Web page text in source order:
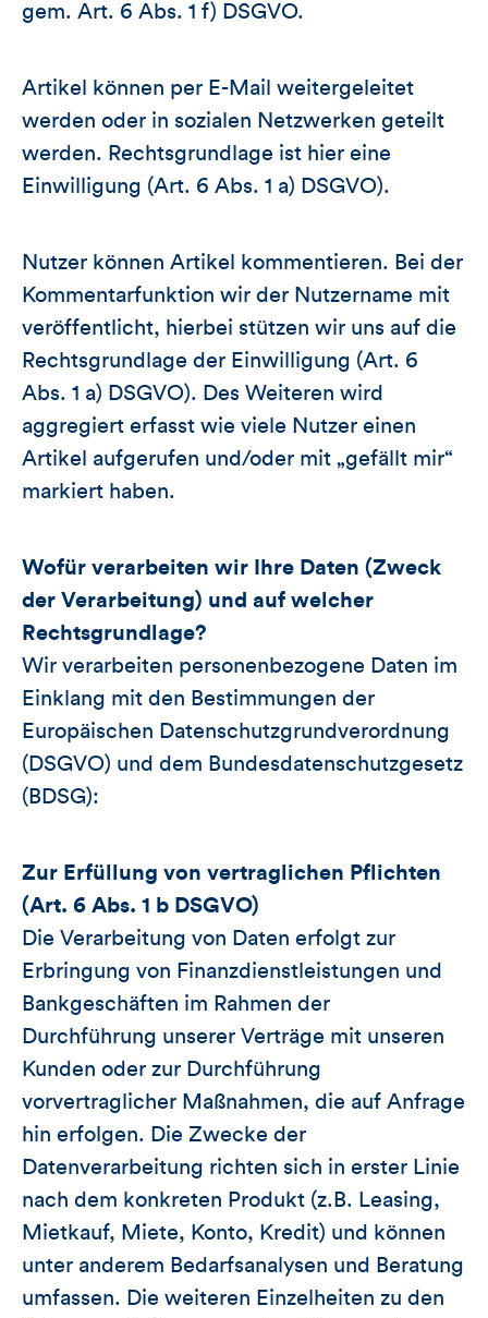
gem. Art. 6 Abs. 1 f) DSGVO.
Artikel können per E-Mail weitergeleitet
werden oder in sozialen Netzwerken geteilt
werden. Rechtsgrundlage ist hier eine
Einwilligung (Art. 6 Abs. 1 a) DSGVO).
Nutzer können Artikel kommentieren. Bei der
Kommentarfunktion wir der Nutzername mit
veröffentlicht, hierbei stützen wir uns auf die
Rechtsgrundlage der Einwilligung (Art. 6
Abs. 1 a) DSGVO). Des Weiteren wird
aggregiert erfasst wie viele Nutzer einen
Artikel aufgerufen und/oder mit „gefällt mir“
markiert haben.
Wofür verarbeiten wir Ihre Daten (Zweck
der Verarbeitung) und auf welcher
Rechtsgrundlage?
Wir verarbeiten personenbezogene Daten im
Einklang mit den Bestimmungen der
Europäischen Datenschutzgrundverordnung
(DSGVO) und dem Bundesdatenschutzgesetz
(BDSG):
Zur Erfüllung von vertraglichen Pflichten
(Art. 6 Abs. 1 b DSGVO)
Die Verarbeitung von Daten erfolgt zur
Erbringung von Finanzdienstleistungen und
Bankgeschäften im Rahmen der
Durchführung unserer Verträge mit unseren
Kunden oder zur Durchführung
vorvertraglicher Maßnahmen, die auf Anfrage
hin erfolgen. Die Zwecke der
Datenverarbeitung richten sich in erster Linie
nach dem konkreten Produkt (z.B. Leasing,
Mietkauf, Miete, Konto, Kredit) und können
unter anderem Bedarfsanalysen und Beratung
umfassen. Die weiteren Einzelheiten zu den